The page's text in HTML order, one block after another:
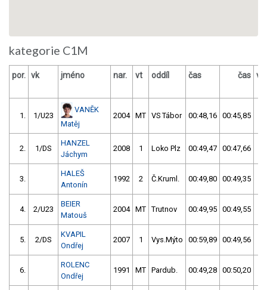
kategorie C1M
por. vk jméno nar. vt oddíl čas čas
1. 1/U23
VANĚK
Matěj
2004 MT VS Tábor 00:48,16 00:45,85
2. 1/DS
HANZEL
Jáchym
2008 1 Loko Plz 00:49,47 00:47,66
3.
HALEŠ
Antonín
1992 2 Č.Kruml. 00:49,80 00:49,35
4. 2/U23
BEIER
Matouš
2004 MT Trutnov 00:49,95 00:49,55
5. 2/DS
KVAPIL
Ondřej
2007 1 Vys.Mýto 00:59,89 00:49,56
6.
ROLENC
Ondřej
1991 MT Pardub. 00:49,28 00:50,20